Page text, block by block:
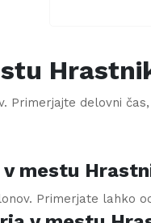
Primerjajte delovni
mestu
Primerjate lahko